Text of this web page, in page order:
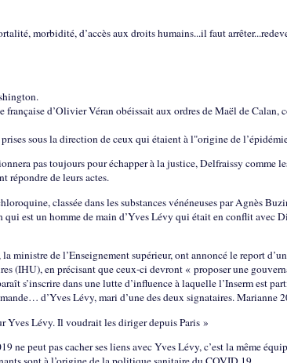
morbidité, d’accès aux droits humains...il faut
d’Olivier Véran obéissait aux ordres de Maël de Calan,
sous la direction de ceux qui étaient à l"origine de
pas toujours pour échapper à la justice, Delfraissy comme
répondre de leurs actes.
classée dans les substances vénéneuses par Agnès
qui est un homme de main d’Yves Lévy qui était en conflit avec
ministre de l’Enseignement supérieur, ont annoncé le report
(IHU), en précisant que ceux-ci devront « proposer une
s’inscrire dans une lutte d’influence à laquelle l’Inserm est
d’Yves Lévy, mari d’une des deux signataires. Marianne
Yves Lévy. Il voudrait les diriger depuis Paris »
ne peut pas cacher ses liens avec Yves Lévy, c’est la même